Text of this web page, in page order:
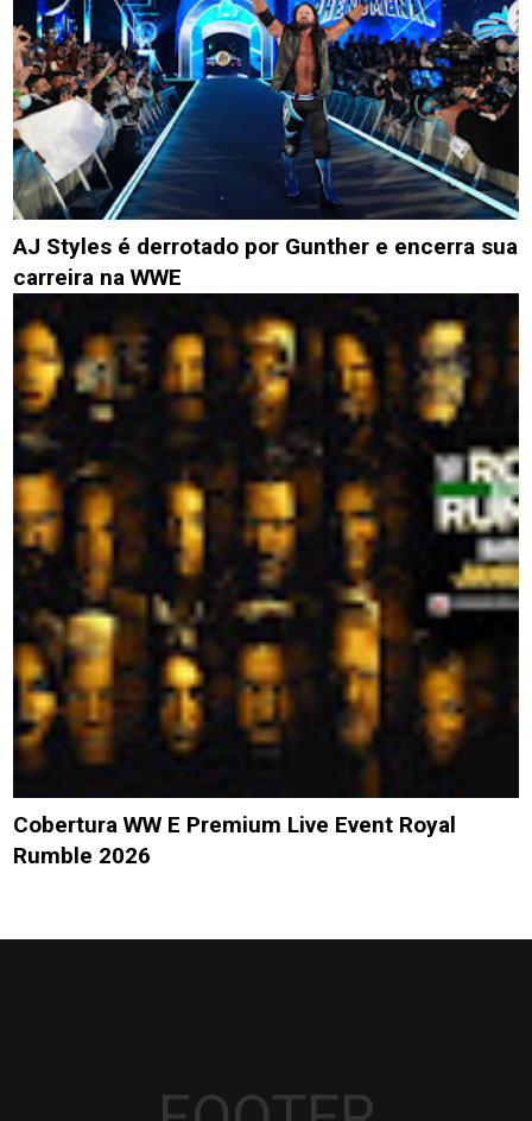
AJ Styles é derrotado por Gunther e encerra sua
carreira na WWE
Cobertura WW E Premium Live Event Royal
Rumble 2026